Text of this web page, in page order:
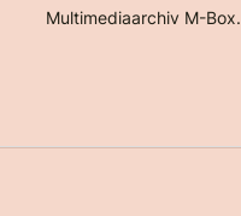
Multimediaarchiv M-Box.